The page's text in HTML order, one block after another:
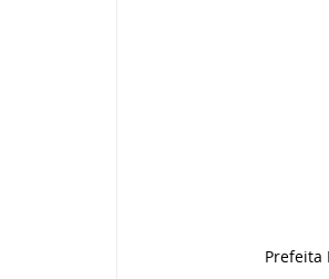
Prefeita